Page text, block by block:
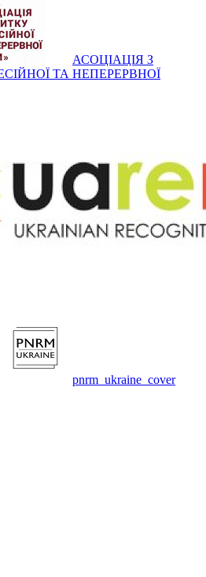
АСОЦІАЦІЯ З
ТА НЕПЕРЕРВНОЇ
pnrm_ukraine_cover